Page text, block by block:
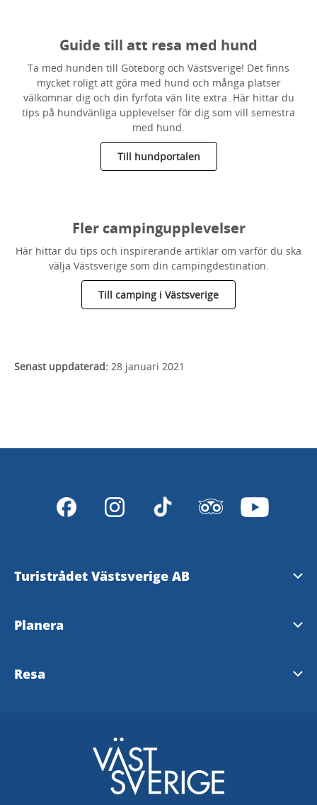
Guide till att resa med hund
Ta med hunden till Göteborg och Västsverige! Det finns
mycket roligt att göra med hund och många platser
välkomnar dig och din fyrfota vän lite extra. Här hittar du
tips på hundvänliga upplevelser för dig som vill semestra
med hund.
Till hundportalen
Fler campingupplevelser
Här hittar du tips och inspirerande artiklar om varför du ska
välja Västsverige som din campingdestination.
Till camping i Västsverige
Senast uppdaterad: 28 januari 2021
Turistrådet Västsverige AB
Tipsa om evenemang
Turistrådet Västsverige AB
Planera
Nyhetsbrev från Västsverige
Tillgänglighetsguide - TD
Resa